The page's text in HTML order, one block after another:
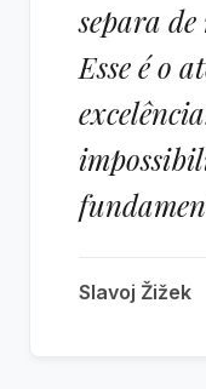
separa de
Esse é o
Slavoj Žižek